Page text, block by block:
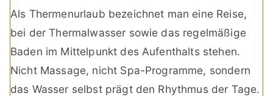
Als Thermenurlaub bezeichnet man eine Reise,
bei der Thermalwasser sowie das regelmäßige
Baden im Mittelpunkt des Aufenthalts stehen.
Nicht Massage, nicht Spa-Programme, sondern
das Wasser selbst prägt den Rhythmus der Tage.